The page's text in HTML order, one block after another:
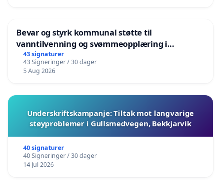
Bevar og styrk kommunal støtte til
vanntilvenning og svømmeopplæring i
barnehagene i Haugesund
43 signaturer
43 Signeringer / 30 dager
5 Aug 2026
Underskriftskampanje: Tiltak mot langvarige
støyproblemer i Gullsmedvegen, Bekkjarvik
40 signaturer
40 Signeringer / 30 dager
14 Jul 2026